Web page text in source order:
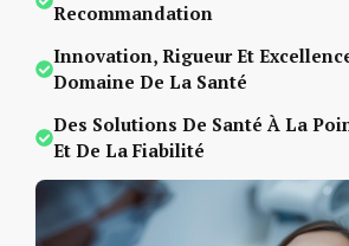
Recommandation
Innovation, Rigueur Et
Domaine De La Santé
Des Solutions De Santé À La
Et De La Fiabilité